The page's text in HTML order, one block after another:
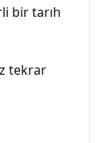
bir tarıh
tekrar